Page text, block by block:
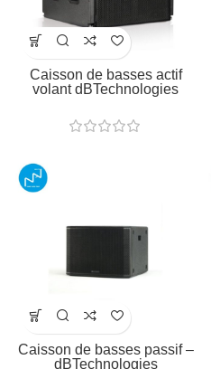
Caisson de basses actif
volant dBTechnologies
Caisson de basses passif –
dBTechnologies